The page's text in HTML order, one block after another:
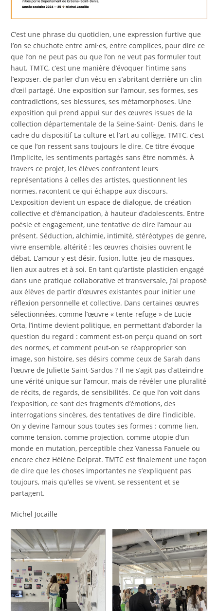
C’est une phrase du quotidien, une expression furtive que
l’on se chuchote entre ami·es, entre complices, pour dire ce
que l’on ne peut pas ou que l’on ne veut pas formuler tout
haut. TMTC, c’est une manière d’évoquer l’intime sans
l’exposer, de parler d’un vécu en s’abritant derrière un clin
d’œil partagé. Une exposition sur l’amour, ses formes, ses
contradictions, ses blessures, ses métamorphoses. Une
exposition qui prend appui sur des œuvres issues de la
collection départementale de la Seine-Saint- Denis, dans le
cadre du dispositif La culture et l’art au collège. TMTC, c’est
ce que l’on ressent sans toujours le dire. Ce titre évoque
l’implicite, les sentiments partagés sans être nommés. À
travers ce projet, les élèves confrontent leurs
représentations à celles des artistes, questionnent les
normes, racontent ce qui échappe aux discours.
L’exposition devient un espace de dialogue, de création
collective et d’émancipation, à hauteur d’adolescents. Entre
poésie et engagement, une tentative de dire l’amour au
présent. Séduction, alchimie, intimité, stéréotypes de genre,
vivre ensemble, altérité : les œuvres choisies ouvrent le
débat. L’amour y est désir, fusion, lutte, jeu de masques,
lien aux autres et à soi. En tant qu’artiste plasticien engagé
dans une pratique collaborative et transversale, j’ai proposé
aux élèves de partir d’œuvres existantes pour initier une
réflexion personnelle et collective. Dans certaines œuvres
sélectionnées, comme l’œuvre « tente-refuge » de Lucie
Orta, l’intime devient politique, en permettant d’aborder la
question du regard : comment est-on perçu quand on sort
des normes, et comment peut-on se réapproprier son
image, son histoire, ses désirs comme ceux de Sarah dans
l’œuvre de Juliette Saint-Sardos ? Il ne s’agit pas d’atteindre
une vérité unique sur l’amour, mais de révéler une pluralité
de récits, de regards, de sensibilités. Ce que l’on voit dans
l’exposition, ce sont des fragments d’émotions, des
interrogations sincères, des tentatives de dire l’indicible.
On y devine l’amour sous toutes ses formes : comme lien,
comme tension, comme projection, comme utopie d’un
monde en mutation, perceptible chez Vanessa Fanuele ou
encore chez Hélène Delprat. TMTC est finalement une façon
de dire que les choses importantes ne s’expliquent pas
toujours, mais qu’elles se vivent, se ressentent et se
partagent.
Michel Jocaille